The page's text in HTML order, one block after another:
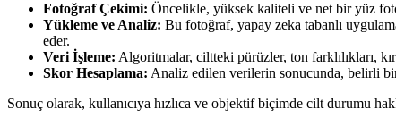
Fotoğraf Çekimi: Öncelikle, yüksek kaliteli ve net bir yüz
Yükleme ve Analiz: Bu fotoğraf, yapay zeka tabanlı
eder.
Veri İşleme: Algoritmalar, ciltteki pürüzler, ton farklılıkları,
Skor Hesaplama: Analiz edilen verilerin sonucunda, belirli
Sonuç olarak, kullanıcıya hızlıca ve objektif biçimde cilt durumu